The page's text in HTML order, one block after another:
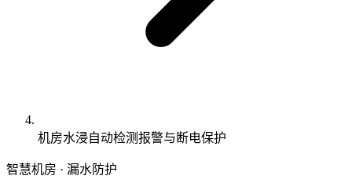
机房水浸自动检测报警与断电保护
智慧机房 · 漏水防护